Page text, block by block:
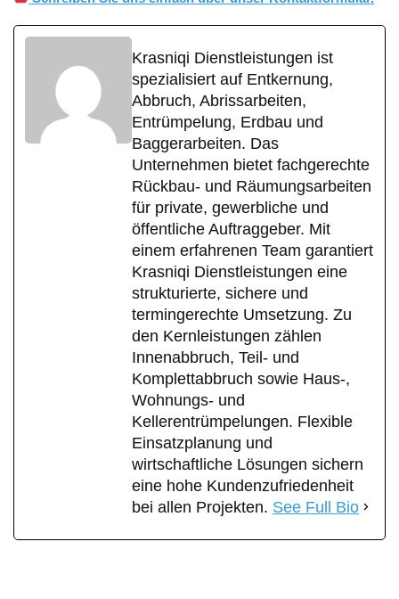
Krasniqi Dienstleistungen ist
spezialisiert auf Entkernung,
Abbruch, Abrissarbeiten,
Entrümpelung, Erdbau und
Baggerarbeiten. Das
Unternehmen bietet fachgerechte
Rückbau- und Räumungsarbeiten
für private, gewerbliche und
öffentliche Auftraggeber. Mit
einem erfahrenen Team garantiert
Krasniqi Dienstleistungen eine
strukturierte, sichere und
termingerechte Umsetzung. Zu
den Kernleistungen zählen
Innenabbruch, Teil- und
Komplettabbruch sowie Haus-,
Wohnungs- und
Kellerentrümpelungen. Flexible
Einsatzplanung und
wirtschaftliche Lösungen sichern
eine hohe Kundenzufriedenheit
bei allen Projekten. See Full Bio